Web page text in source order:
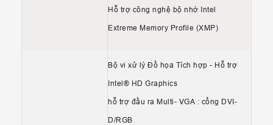
Hỗ trợ công nghệ bộ nhớ Intel
Extreme Memory Profile (XMP)
Bộ vi xử lý Đồ họa Tích hợp - Hỗ trợ
Intel® HD Graphics
hỗ trợ đầu ra Multi- VGA : cổng DVI-
D/RGB